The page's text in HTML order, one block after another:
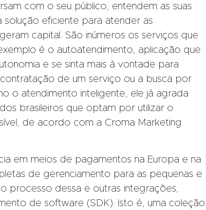
com o seu público, entendem as suas
eficiente para atender as
capital. São inúmeros os serviços que
é o autoatendimento, aplicação que
e se sinta mais à vontade para
de um serviço ou a busca por
o atendimento inteligente, ele já agrada
brasileiros que optam por utilizar o
de acordo com a Croma Marketing
em meios de pagamentos na Europa e na
de gerenciamento para as pequenas e
processo dessa e outras integrações,
de software (SDK). Isto é, uma coleção